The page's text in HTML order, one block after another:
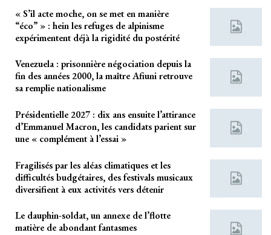
« S’il acte moche, on se met en manière
“éco” » : hein les refuges de alpinisme
expérimentent déjà la rigidité du postérité
Venezuela : prisonnière négociation depuis la
fin des années 2000, la maître Afiuni retrouve
sa remplie nationalisme
Présidentielle 2027 : dix ans ensuite l’attirance
d’Emmanuel Macron, les candidats parient sur
une « complément à l’essai »
Fragilisés par les aléas climatiques et les
difficultés budgétaires, des festivals musicaux
diversifient à eux activités vers détenir
Le dauphin-soldat, un annexe de l’flotte
matière de abondant fantasmes